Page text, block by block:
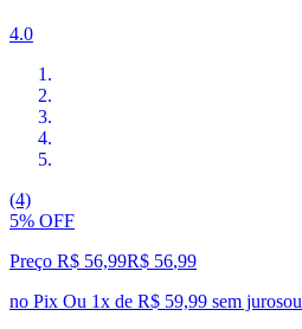
4.0
(4)
5% OFF
Preço R$ 56,99R$ 56,99
no Pix Ou 1x de R$ 59,99 sem jurosou